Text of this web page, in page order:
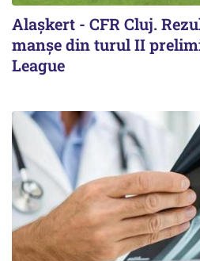
Alaşkert - CFR Cluj.
manșe din turul II
League